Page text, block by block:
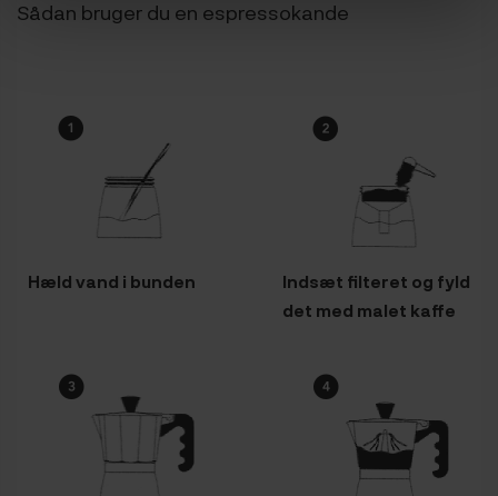
Sådan bruger du en espressokande
Hæld vand i bunden
Indsæt filteret og fyld
det med malet kaffe